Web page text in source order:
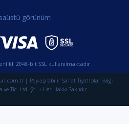
görünüm
2048-bit SSL kullanılmaktadır.
| Paylaşılabilir Sanat Tiyatrolar Bilgi
Tic. Ltd. Şti. - Her Hakkı Saklıdır.